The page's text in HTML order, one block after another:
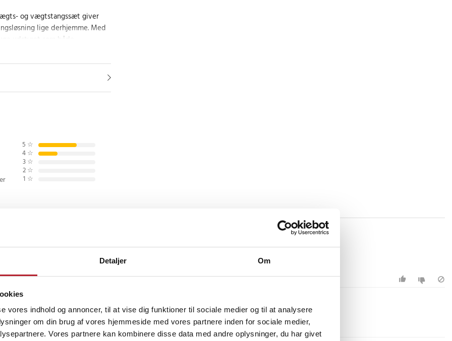
Detaljer Om
vores indhold og annoncer, til at vise dig funktioner til sociale medier og til at analysere
om din brug af vores hjemmeside med vores partnere inden for sociale medier,
Vores partnere kan kombinere disse data med andre oplysninger, du har givet
og vægtstangssæt giver
lige derhjemme. Med
udstyret som både
får du fleksibilitet til at
der aktiverer flere
og arme til ben og core.
til både begyndere og
træning. Det stilfulde
detaljer giver også et
styrketræning
brug som håndvægte og
detaljer
styrke og udholdenhed
5 ☆
4 ☆
3 ☆
2 ☆
1 ☆
•Se original